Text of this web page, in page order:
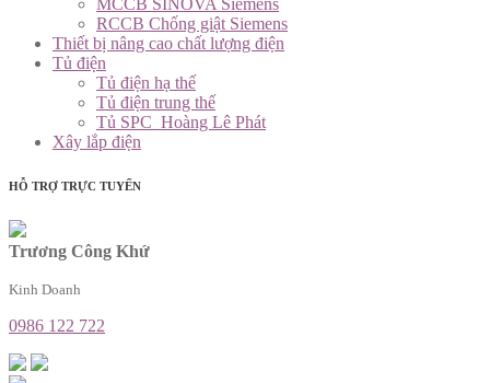
MCCB SINOVA Siemens
RCCB Chống giật Siemens
Thiết bị nâng cao chất lượng điện
Tủ điện
Tủ điện hạ thế
Tủ điện trung thế
Tủ SPC_Hoàng Lê Phát
Xây lắp điện
HỖ TRỢ TRỰC TUYẾN
Trương Công Khứ
Kinh Doanh
0986 122 722